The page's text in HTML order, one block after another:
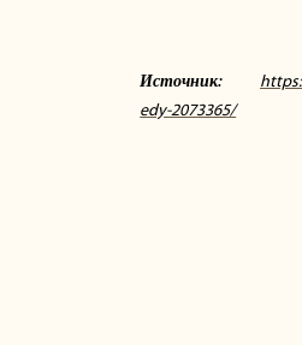
Источник:
edy-2073365/